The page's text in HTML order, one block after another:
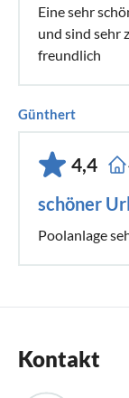
Eine sehr
und sind sehr
freundlich
Günthert
4,4
schöner
Poolanlage
Kontakt